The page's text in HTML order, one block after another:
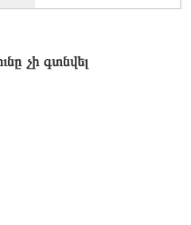
չի գտնվել